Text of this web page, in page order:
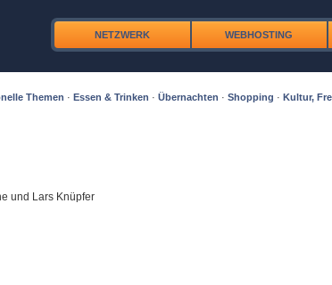
NETZWERK WEBHOSTING
Themen · Essen & Trinken · Übernachten · Shopping · Kultur,
und Lars Knüpfer